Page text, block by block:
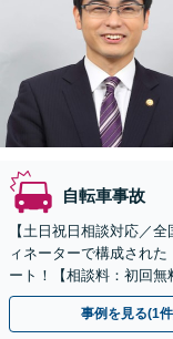
自転車事故
【土日祝日相談対応／
ィネーターで構成され
ート！【相談料：初回
ぐ相談！
事例を見る(1